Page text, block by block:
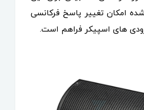
امکان تغییر پاسخ فرکانسی
های اسپیکر فراهم است.